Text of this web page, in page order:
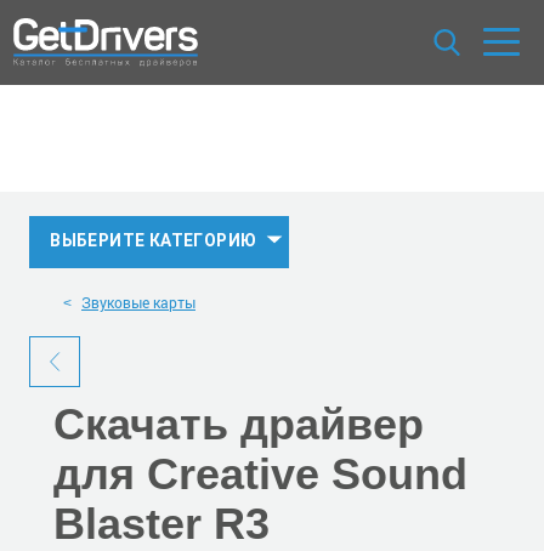
ВЫБЕРИТЕ КАТЕГОРИЮ
Звуковые карты
Скачать драйвер
для Creative Sound
Blaster R3